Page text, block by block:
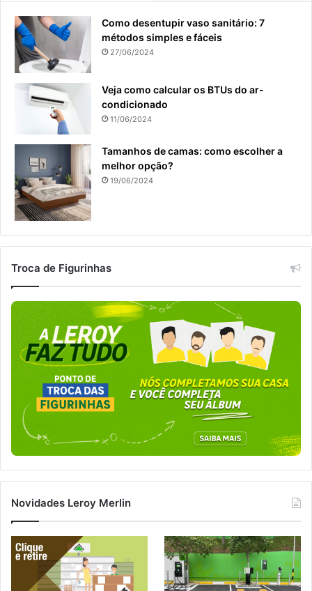
Como desentupir vaso sanitário: 7
métodos simples e fáceis
27/06/2024
Veja como calcular os BTUs do ar-
condicionado
11/06/2024
Tamanhos de camas: como escolher a
melhor opção?
19/06/2024
Troca de Figurinhas
Novidades Leroy Merlin